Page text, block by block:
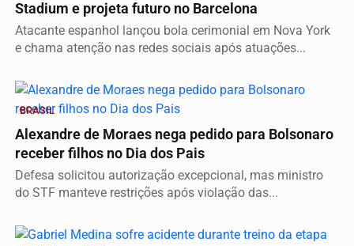
Stadium e projeta futuro no Barcelona
Atacante espanhol lançou bola cerimonial em Nova York
e chama atenção nas redes sociais após atuações...
BRASIL
Alexandre de Moraes nega pedido para Bolsonaro
receber filhos no Dia dos Pais
Defesa solicitou autorização excepcional, mas ministro
do STF manteve restrições após violação das...